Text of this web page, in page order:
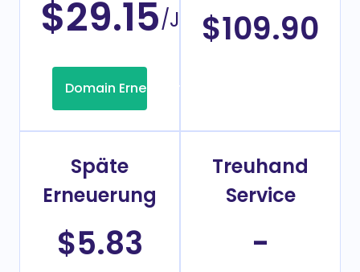
$29.15/Jahr
Domain Erneuerung
$109.90
Späte
Erneuerung
$5.83
Treuhand
Service
-